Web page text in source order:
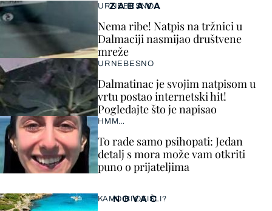
ZABAVA
URNEBESNO
Nema ribe! Natpis na tržnici u
Dalmaciji nasmijao društvene
mreže
URNEBESNO
Dalmatinac je svojim natpisom u
vrtu postao internetski hit!
Pogledajte što je napisao
HMM…
To rade samo psihopati: Jedan
detalj s mora može vam otkriti
puno o prijateljima
NOVAC
KAMO BI OTIŠLI?